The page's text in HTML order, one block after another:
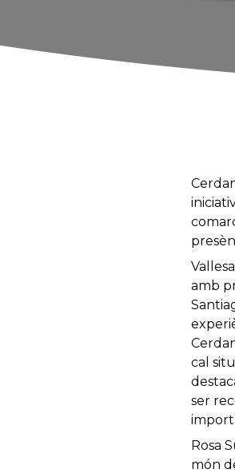
amb
cal
ser
Rosa
món